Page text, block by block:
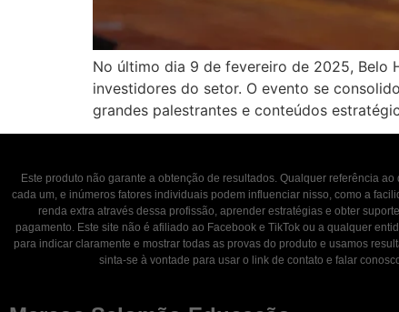
No último dia 9 de fevereiro de 2025, Belo
investidores do setor. O evento se
grandes palestrantes e conteúdos
Este produto não garante a obtenção de resultados. Qualquer referência
cada um, e inúmeros fatores individuais podem influenciar nisso, como a
renda extra através dessa profissão, aprender estratégias e obter
pagamento. Este site não é afiliado ao Facebook e TikTok ou a qualquer
para indicar claramente e mostrar todas as provas do produto e usamos
sinta-se à vontade para usar o link de contato e falar